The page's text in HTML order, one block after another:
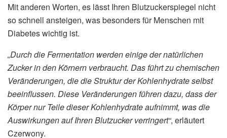
Mit anderen Worten, es lässt Ihren Blutzuckerspiegel nicht
so schnell ansteigen, was besonders für Menschen mit
Diabetes wichtig ist.
„Durch die Fermentation werden einige der natürlichen
Zucker in den Körnern verbraucht. Das führt zu chemischen
Veränderungen, die die Struktur der Kohlenhydrate selbst
beeinflussen. Diese Veränderungen führen dazu, dass der
Körper nur Teile dieser Kohlenhydrate aufnimmt, was die
Auswirkungen auf Ihren Blutzucker verringert“, erläutert
Czerwony.